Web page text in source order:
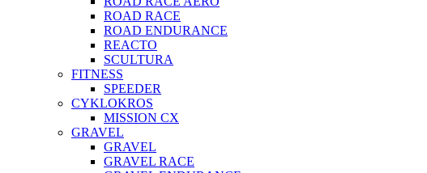
ROAD RACE
ROAD ENDURANCE
REACTO
SCULTURA
FITNESS
SPEEDER
CYKLOKROS
MISSION CX
GRAVEL
GRAVEL
GRAVEL RACE